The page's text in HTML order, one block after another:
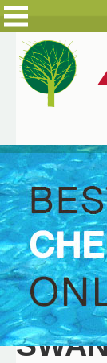
FORSIDE
PRODUKTER
LØSNINGER
Hjem
Bestil varer